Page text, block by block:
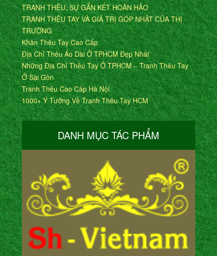
TRANH THÊU, SỰ GẮN KẾT HOÀN HẢO
TRANH THÊU TAY VÀ GIÁ TRỊ GÓP NHẬT CỦA THỊ
TRƯỜNG
Khăn Thêu Tay Cao Cấp
Địa Chỉ Thêu Áo Dài Ở TPHCM Đẹp Nhất
Những Địa Chỉ Thêu Tay Ở TPHCM – Tranh Thêu Tay
Ở Sài Gòn
Tranh Thêu Cao Cấp Hà Nội
1000+ Ý Tưởng Về Tranh Thêu Tay HCM
DANH MỤC TÁC PHẨM